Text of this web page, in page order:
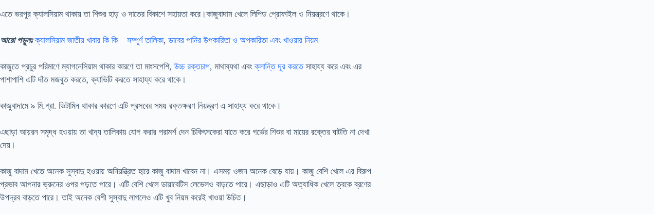
এতে ভরপুর ক্যালসিয়াম থাকায় তা শিশুর হাড় ও দাতের বিকাশে সহায়তা করে।কাজুবাদাম খেলে লিপিড প্রোফাইল ও নিয়ন্ত্রণে থাকে।
আরো পড়ুনঃ ক্যালসিয়াম জাতীয় খাবার কি কি – সম্পূর্ণ তালিকা, ডাবের পানির উপকারিতা ও অপকারিতা এবং খাওয়ার নিয়ম
কাজুতে প্রচুর পরিমাণে ম্যাগনেসিয়াম থাকার কারণে তা মাংসপেশি, উচ্চ রক্তচাপ, মাথাব্যথা এবংক্লান্তি দূর করতেসাহায্য করে এবং এর
পাশাপাশি এটি দাঁত মজবুত করতে, ক্যাভিটি করতে সাহায্য করে থাকে।
কাজুবাদামে ৯ মি.গ্রা. ভিটামিন থাকার কারণে এটি প্রসবের সময় রক্তক্ষরণ নিয়ন্ত্রণ এ সাহায্য করে থাকে।
এছাড়া আয়রন সমৃদ্ধ হওয়ায় তা খাদ্য তালিকায় যোগ করার পরামর্শ দেন চিকিৎসকেরা যাতে করে গর্ভের শিশুর বা মায়ের রক্তের ঘাটতি না দেখা
দেয়।
কাজু বাদাম খেতে অনেক সুস্বাদু হওয়ায় অনিয়ন্ত্রিত হারে কাজু বাদাম খাবেন না। এসময় ওজন অনেক বেড়ে যায়। কাজু বেশি খেলে এর বিরুপ
প্রভাব আপনার ভ্রুনের ওপর পড়তে পারে। এটি বেশি খেলে ডায়াবেটিস লেভেলও বাড়তে পারে। এছাড়াও এটি অত্যাধিক খেলে ত্বকে ব্রণের
উপদ্রব বাড়তে পারে। তাই অনেক বেশী সুস্বাদু লাগলেও এটি খুব নিয়ম করেই খাওয়া উচিত।